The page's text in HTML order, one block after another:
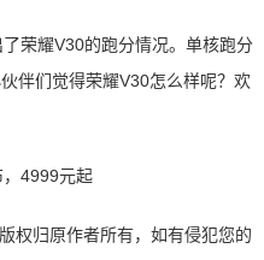
荣耀V30的跑分情况。单核跑分
伴们觉得荣耀V30怎么样呢？欢
权归原作者所有，如有侵犯您的